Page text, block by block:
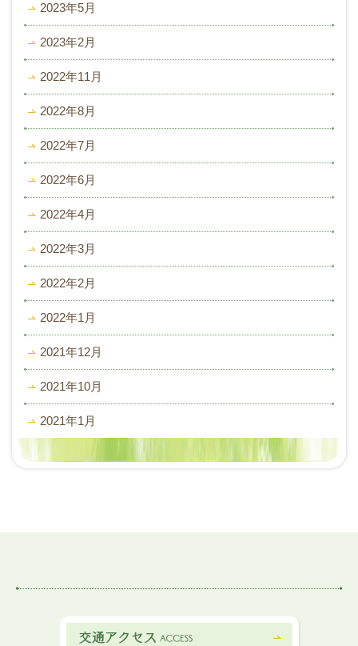
2023年5月
2023年2月
2022年11月
2022年8月
2022年7月
2022年6月
2022年4月
2022年3月
2022年2月
2022年1月
2021年12月
2021年10月
2021年1月